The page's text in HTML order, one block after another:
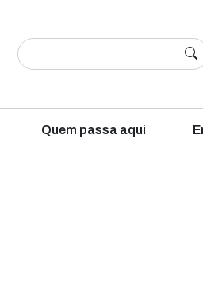
Quem passa aqui